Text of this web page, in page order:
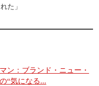
た」
ン：ブランド・ニュー・
“気になる...